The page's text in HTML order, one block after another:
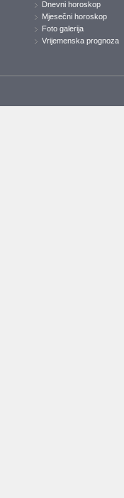
Dnevni horoskop
Mjesečni horoskop
Foto galerija
Vrijemenska prognoza